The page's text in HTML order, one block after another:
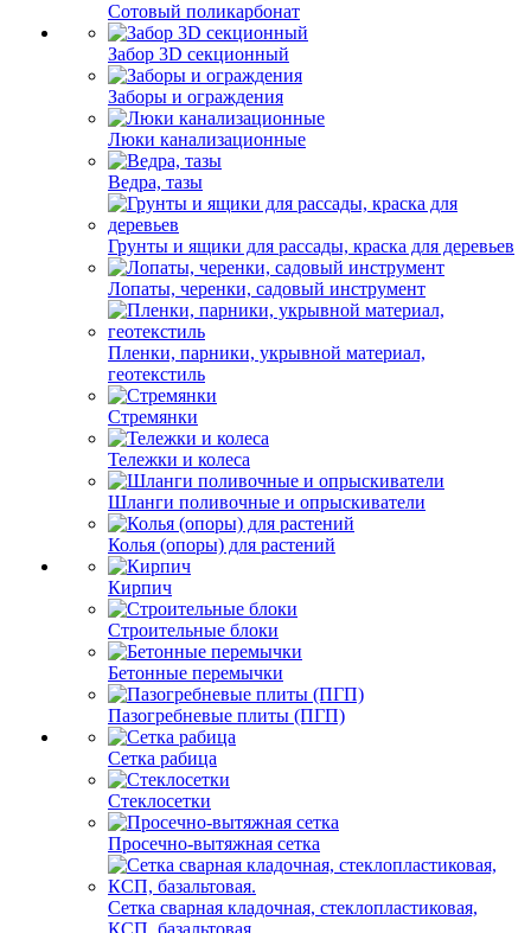
Сотовый поликарбонат
Забор 3D секционный
Заборы и ограждения
Люки канализационные
Ведра, тазы
Грунты и ящики для рассады, краска для деревьев
Лопаты, черенки, садовый инструмент
Пленки, парники, укрывной материал,
геотекстиль
Стремянки
Тележки и колеса
Шланги поливочные и опрыскиватели
Колья (опоры) для растений
Кирпич
Строительные блоки
Бетонные перемычки
Пазогребневые плиты (ПГП)
Сетка рабица
Стеклосетки
Просечно-вытяжная сетка
Сетка сварная кладочная, стеклопластиковая,
КСП, базальтовая.